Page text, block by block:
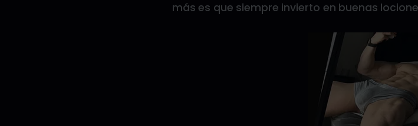
más es que siempre invierto en buenas